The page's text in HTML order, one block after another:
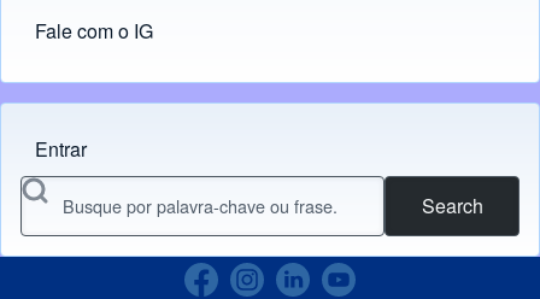
Fale com o IG
Menu do usuário
Entrar
Search